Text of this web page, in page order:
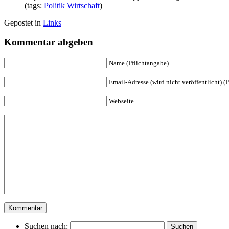
(tags: Politik Wirtschaft)
Gepostet in Links
Kommentar abgeben
Name (Pflichtangabe)
Email-Adresse (wird nicht veröffentlicht)
Webseite
Suchen nach: